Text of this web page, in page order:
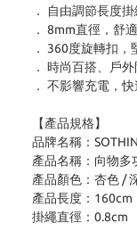
． 自由調節長度
． 8mm直徑，舒
． 360度旋轉扣，
． 時尚百搭、戶外
． 不影響充電，
【產品規格】
品牌名稱：
產品名稱：向物多
產品顏色：杏色 /
產品長度：160cm
掛繩直徑：0.8cm